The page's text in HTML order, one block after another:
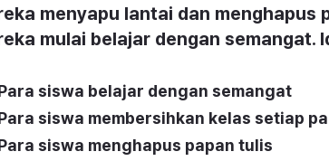
menyapu lantai dan menghapus
mulai belajar dengan semangat.
siswa belajar dengan semangat
siswa membersihkan kelas setiap
siswa menghapus papan tulis